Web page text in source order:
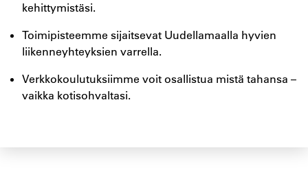
kehittymistäsi.
Toimipisteemme sijaitsevat Uudellamaalla hyvien
liikenneyhteyksien varrella.
Verkkokoulutuksiimme voit osallistua mistä tahansa –
vaikka kotisohvaltasi.